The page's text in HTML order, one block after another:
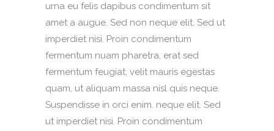
urna eu felis dapibus condimentum sit
amet a augue. Sed non neque elit. Sed ut
imperdiet nisi. Proin condimentum
fermentum nuam pharetra, erat sed
fermentum feugiat, velit mauris egestas
quam, ut aliquam massa nisl quis neque.
Suspendisse in orci enim. neque elit. Sed
ut imperdiet nisi. Proin condimentum